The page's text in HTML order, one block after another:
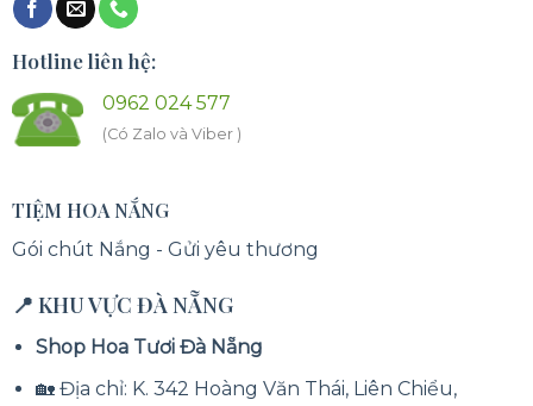
Hotline liên hệ:
0962 024 577
(Có Zalo và Viber )
TIỆM HOA NẮNG
Gói chút Nắng - Gửi yêu thương
📍 KHU VỰC ĐÀ NẴNG
Shop Hoa Tươi Đà Nẵng
🏡 Địa chỉ: K. 342 Hoàng Văn Thái, Liên Chiểu,